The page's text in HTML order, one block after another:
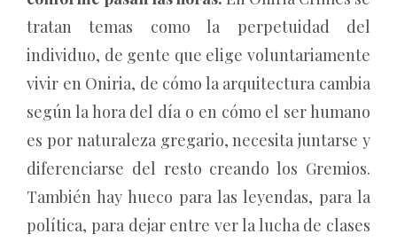
tratan temas como la perpetuidad del
individuo, de gente que elige voluntariamente
vivir en Oniria, de cómo la arquitectura cambia
según la hora del día o en cómo el ser humano
es por naturaleza gregario, necesita juntarse y
diferenciarse del resto creando los Gremios.
También hay hueco para las leyendas, para la
política, para dejar entre ver la lucha de clases